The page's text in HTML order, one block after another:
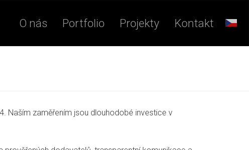
O nás Portfolio Projekty Kontakt
Naším zaměřením jsou dlouhodobé investice v